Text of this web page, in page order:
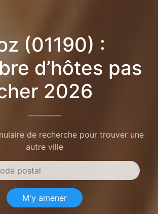
(01190) :
d’hôtes pas
2026
de recherche pour trouver une
autre ville
M'y amener